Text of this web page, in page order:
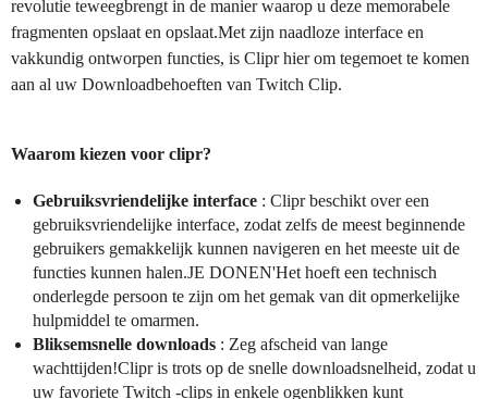
revolutie teweegbrengt in de manier waarop u deze memorabele
fragmenten opslaat en opslaat.Met zijn naadloze interface en
vakkundig ontworpen functies, is Clipr hier om tegemoet te komen
aan al uw Downloadbehoeften van Twitch Clip.
Waarom kiezen voor clipr?
Gebruiksvriendelijke interface : Clipr beschikt over een
gebruiksvriendelijke interface, zodat zelfs de meest beginnende
gebruikers gemakkelijk kunnen navigeren en het meeste uit de
functies kunnen halen.JE DONEN'Het hoeft een technisch
onderlegde persoon te zijn om het gemak van dit opmerkelijke
hulpmiddel te omarmen.
Bliksemsnelle downloads : Zeg afscheid van lange
wachttijden!Clipr is trots op de snelle downloadsnelheid, zodat u
uw favoriete Twitch -clips in enkele ogenblikken kunt